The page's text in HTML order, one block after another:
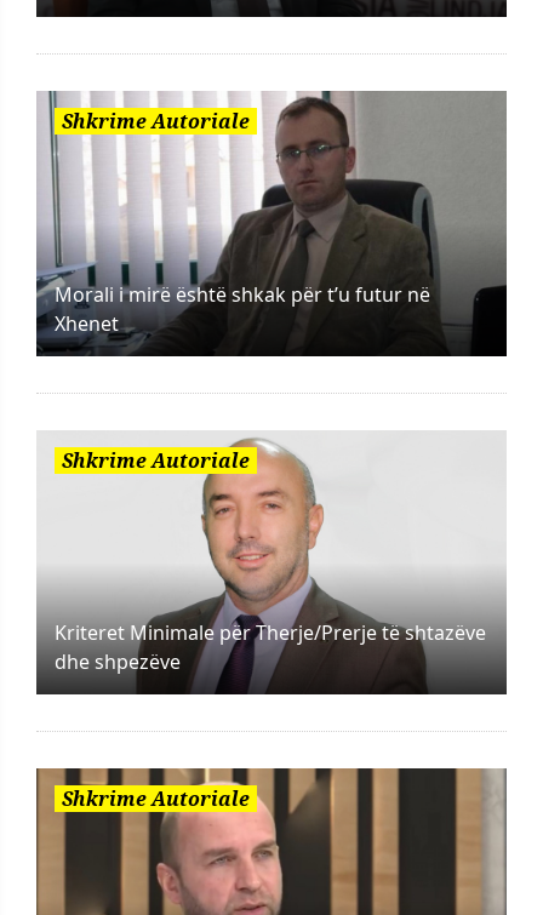
Shkrime Autoriale
Morali i mirë është shkak për t’u futur në
Xhenet
Shkrime Autoriale
Kriteret Minimale për Therje/Prerje të shtazëve
dhe shpezëve
Shkrime Autoriale